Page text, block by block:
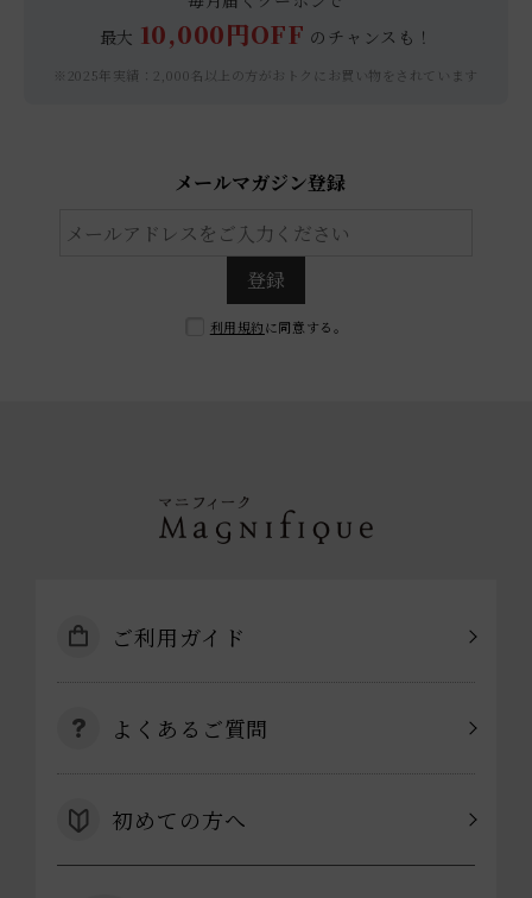
最大 10,000円OFF のチャンスも！
※2025年実績：2,000名以上の方がおトクにお買い物をされています
メールマガジン登録
登録
利用規約に同意する。
ご利用ガイド
よくあるご質問
初めての方へ